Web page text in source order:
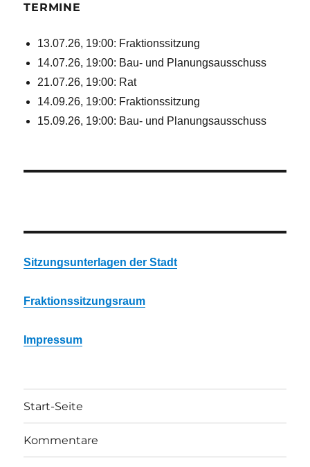
TERMINE
13.07.26, 19:00: Fraktionssitzung
14.07.26, 19:00: Bau- und Planungsausschuss
21.07.26, 19:00: Rat
14.09.26, 19:00: Fraktionssitzung
15.09.26, 19:00: Bau- und Planungsausschuss
Sitzungsunterlagen der Stadt
Fraktionssitzungsraum
Impressum
Start-Seite
Kommentare